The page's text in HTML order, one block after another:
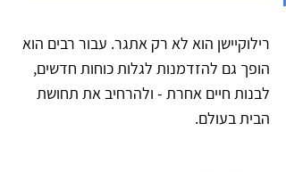
רילוקיישן הוא לא רק אתגר. עבור רבים הוא
הופך גם להזדמנות לגלות כוחות חדשים,
לבנות חיים אחרת - ולהרחיב את תחושת
הבית בעולם.